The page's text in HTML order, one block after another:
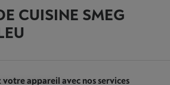
CUISINE SMEG
votre appareil avec nos services